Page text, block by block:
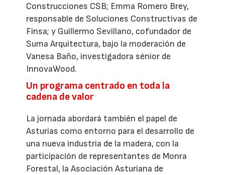
Construcciones CSB; Emma Romero Brey,
responsable de Soluciones Constructivas de
Finsa; y Guillermo Sevillano, cofundador de
Suma Arquitectura, bajo la moderación de
Vanesa Baño, investigadora sénior de
InnovaWood.
Un programa centrado en toda la
cadena de valor
La jornada abordará también el papel de
Asturias como entorno para el desarrollo de
una nueva industria de la madera, con la
participación de representantes de Monra
Forestal, la Asociación Asturiana de